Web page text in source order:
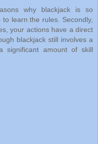
why blackjack is so
learn the rules. Secondly,
your actions have a direct
blackjack still involves a
amount of skill